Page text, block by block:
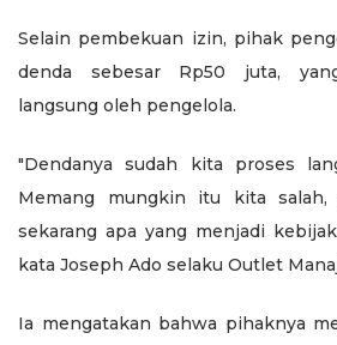
Selain pembekuan izin, pihak
denda sebesar Rp50 juta,
langsung oleh pengelola.
"Dendanya sudah kita proses
Memang mungkin itu kita salah,
sekarang apa yang menjadi
kata Joseph Ado selaku Outlet
Ia mengatakan bahwa pihaknya